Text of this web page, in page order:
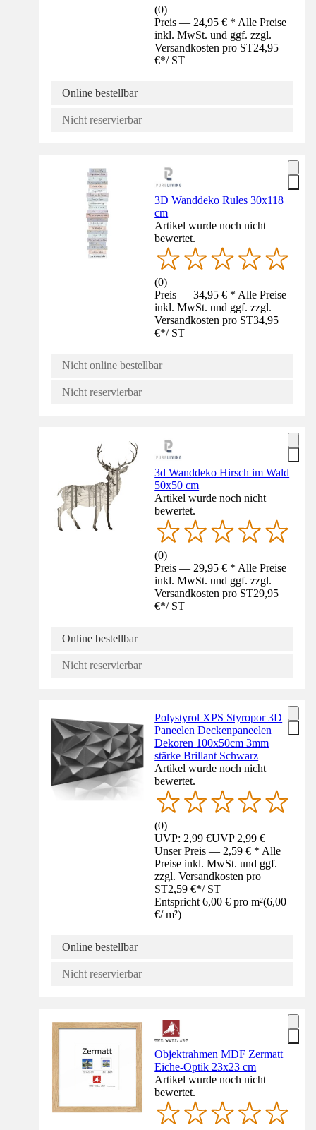
(0)
Preis — 24,95 € * Alle Preise
inkl. MwSt. und ggf. zzgl.
Versandkosten pro ST24,95
€*/ ST
Online bestellbar
Nicht reservierbar
3D Wanddeko Rules 30x118
cm
Artikel wurde noch nicht
bewertet.
(0)
Preis — 34,95 € * Alle Preise
inkl. MwSt. und ggf. zzgl.
Versandkosten pro ST34,95
€*/ ST
Nicht online bestellbar
Nicht reservierbar
3d Wanddeko Hirsch im Wald
50x50 cm
Artikel wurde noch nicht
bewertet.
(0)
Preis — 29,95 € * Alle Preise
inkl. MwSt. und ggf. zzgl.
Versandkosten pro ST29,95
€*/ ST
Online bestellbar
Nicht reservierbar
Polystyrol XPS Styropor 3D
Paneelen Deckenpaneelen
Dekoren 100x50cm 3mm
stärke Brillant Schwarz
Artikel wurde noch nicht
bewertet.
(0)
UVP: 2,99 €UVP2,99 €
Unser Preis — 2,59 € * Alle
Preise inkl. MwSt. und ggf.
zzgl. Versandkosten pro
ST2,59 €*/ ST
Entspricht 6,00 € pro m²(6,00
€/ m²)
Online bestellbar
Nicht reservierbar
Objektrahmen MDF Zermatt
Eiche-Optik 23x23 cm
Artikel wurde noch nicht
bewertet.